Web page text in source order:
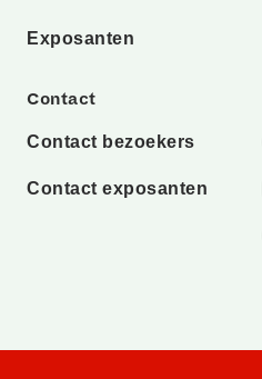
Exposanten
Contact
Contact bezoekers
Contact exposanten